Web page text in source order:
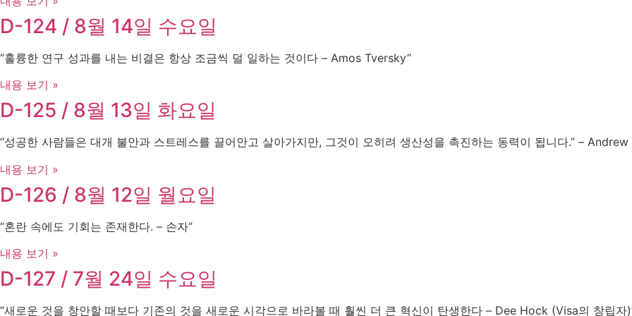
D-124 / 8월 14일 수요일
“훌륭한 연구 성과를 내는 비결은 항상 조금씩 덜 일하는 것이다 – Amos Tversky”
내용 보기 »
D-125 / 8월 13일 화요일
“성공한 사람들은 대개 불안과 스트레스를 끌어안고 살아가지만, 그것이 오히려 생산성을 촉진하는 동력이 됩니다.” –
내용 보기 »
D-126 / 8월 12일 월요일
“혼란 속에도 기회는 존재한다. – 손자”
내용 보기 »
D-127 / 7월 24일 수요일
“새로운 것을 창안할 때보다 기존의 것을 새로운 시각으로 바라볼 때 훨씬 더 큰 혁신이 탄생한다 – Dee Hock (Visa의 창립자